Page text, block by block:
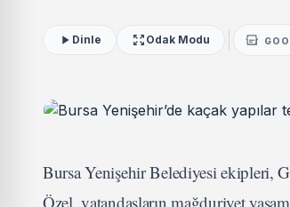
Dinle Odak Modu
Bursa Yenişehir Belediyesi ekipleri,
Özel, vatandaşların mağduriyet